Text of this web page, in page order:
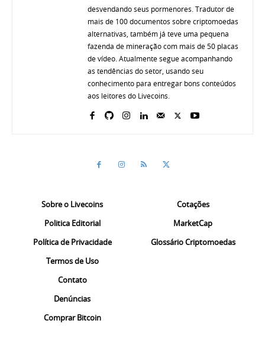
desvendando seus pormenores. Tradutor de
mais de 100 documentos sobre criptomoedas
alternativas, também já teve uma pequena
fazenda de mineração com mais de 50 placas
de vídeo. Atualmente segue acompanhando
as tendências do setor, usando seu
conhecimento para entregar bons conteúdos
aos leitores do Livecoins.
Sobre o Livecoins
Politica Editorial
Política de Privacidade
Termos de Uso
Contato
Denúncias
Comprar Bitcoin
Cotações
MarketCap
Glossário Criptomoedas